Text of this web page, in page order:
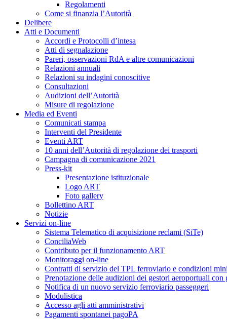
Regolamenti
Come si finanzia l’Autorità
Delibere
Atti e Documenti
Accordi e Protocolli d’intesa
Atti di segnalazione
Pareri, osservazioni RdA e altre comunicazioni
Relazioni annuali
Relazioni su indagini conoscitive
Consultazioni
Audizioni dell’Autorità
Misure di regolazione
Media ed Eventi
Comunicati stampa
Interventi del Presidente
Eventi ART
10 anni dell’Autorità di regolazione dei trasporti
Campagna di comunicazione 2021
Press-kit
Presentazione istituzionale
Logo ART
Foto gallery
Bollettino ART
Notizie
Servizi on-line
Sistema Telematico di acquisizione reclami (SiTe)
ConciliaWeb
Contributo per il funzionamento ART
Monitoraggi on-line
Contratti di servizio del TPL ferroviario e condizioni
Prenotazione delle audizioni dei gestori aeroportuali con
Notifica di un nuovo servizio ferroviario passeggeri
Modulistica
Accesso agli atti amministrativi
Pagamenti spontanei pagoPA